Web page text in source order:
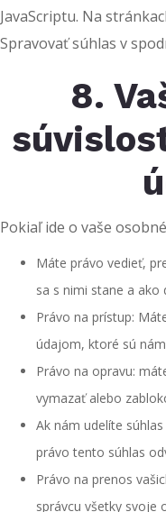
JavaScriptu. Na
Spravovať súhlas v
8.
Pokiaľ ide o vaše
Máte právo vedieť,
sa s nimi stane a ako
Právo na prístup:
údajom, ktoré sú
Právo na opravu:
vymazať alebo
Ak nám udelíte
právo tento súhlas
Právo na prenos
správcu všetky svoje